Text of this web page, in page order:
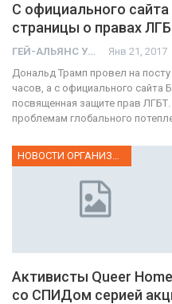
С официального
страницы о правах
ГЕЙ-АЛЬЯНС УКРАИНА Янв 21, 2017
Дональд Трамп провел на
часов, а с официального сайта
посвященная защите прав
проблемам глобального
НОВОСТИ ОРГАНИЗАЦИИ
Активисты Queer
со СПИДом серией